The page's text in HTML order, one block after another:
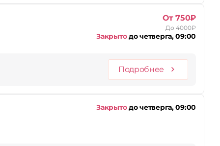
От 750₽
До 4000₽
Закрытодо четверга, 09:00
Подробнее
Закрытодо четверга, 09:00